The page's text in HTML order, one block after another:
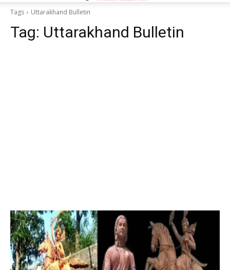
Tags Uttarakhand Bulletin
Tag: Uttarakhand Bulletin